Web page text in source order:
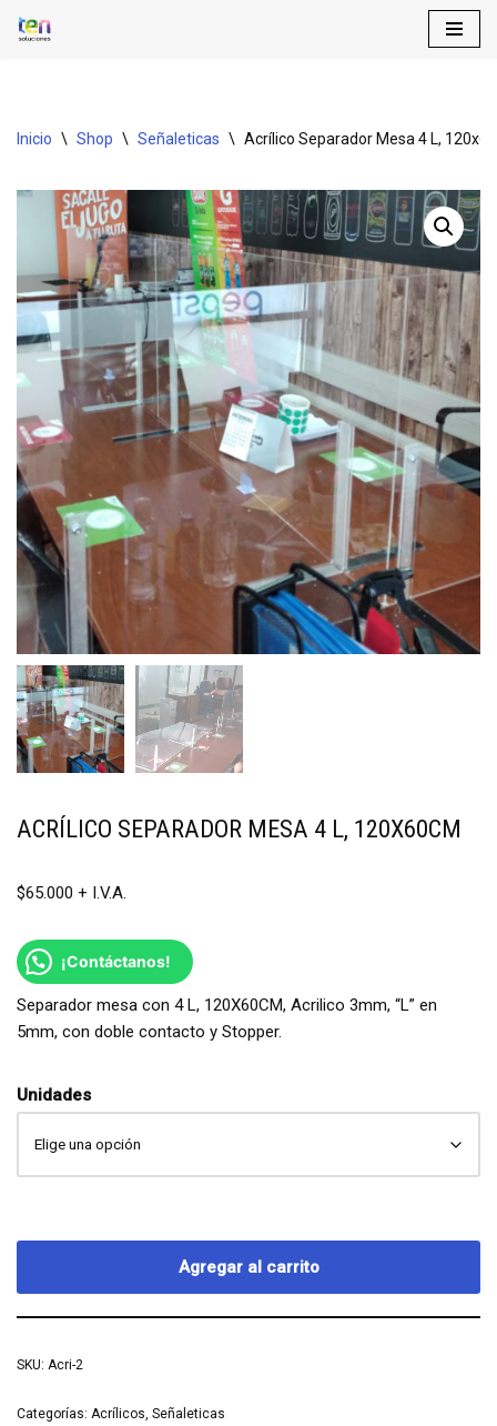
Inicio \ Shop \ Señaleticas \ Acrílico Separador Mesa 4 L,
ACRÍLICO SEPARADOR MESA 4 L, 120X60CM
$65.000
¡Contáctanos!
Separador mesa con 4 L, 120X60CM, Acrilico 3mm, “L” en
5mm, con doble contacto y Stopper.
Unidades
Agregar al carrito
SKU: Acri-2
Categorías: Acrílicos Señaleticas